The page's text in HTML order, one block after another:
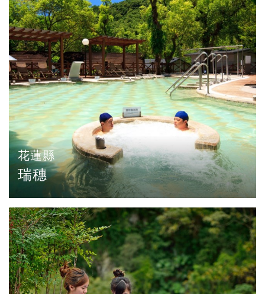
花蓮縣
瑞穗